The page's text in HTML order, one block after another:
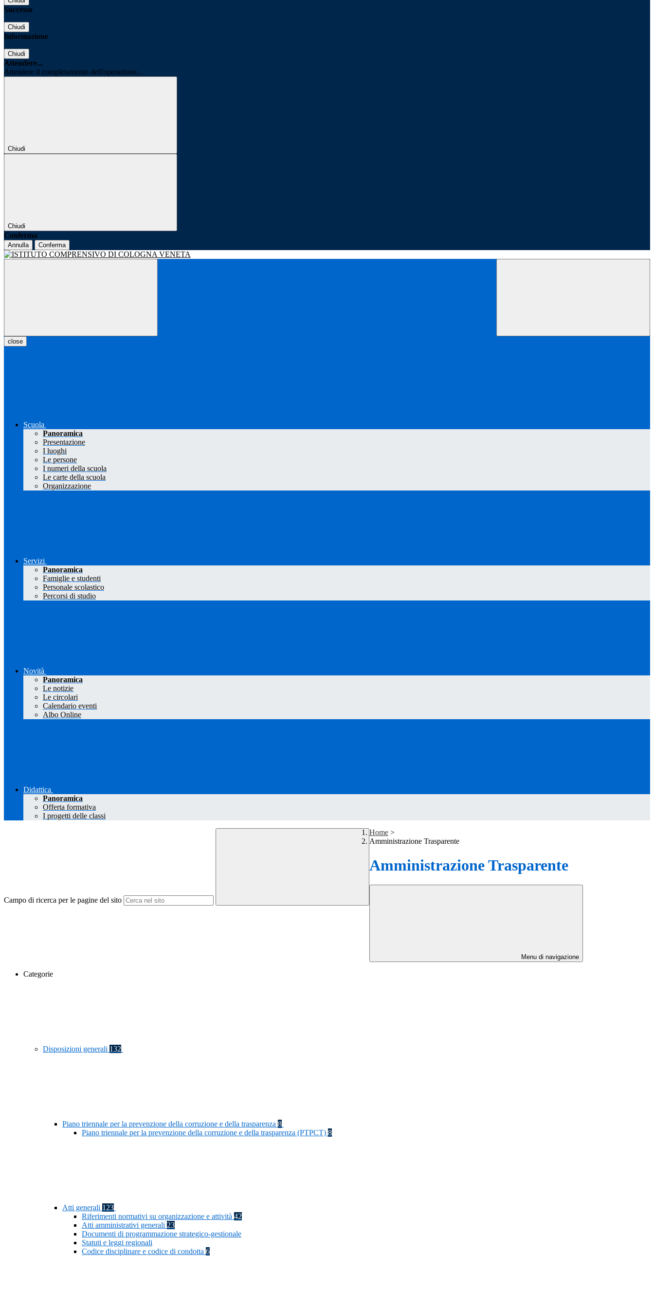
Successo
Chiudi
Informazione
Chiudi
Attendere...
Attendere il completamento dell'operazione...
Chiudi
Chiudi
Conferma
Annulla Conferma
close
Scuola
Panoramica
Presentazione
I luoghi
Le persone
I numeri della scuola
Le carte della scuola
Organizzazione
Servizi
Panoramica
Famiglie e studenti
Personale scolastico
Percorsi di studio
Novità
Panoramica
Le notizie
Le circolari
Calendario eventi
Albo Online
Didattica
Panoramica
Offerta formativa
I progetti delle classi
Campo di ricerca per le pagine del sito
Home >
Amministrazione Trasparente
Amministrazione Trasparente
Menu di navigazione
Categorie
Disposizioni generali 132
Piano triennale per la prevenzione della corruzione e della trasparenza 8
Piano triennale per la prevenzione della corruzione e della trasparenza (PTPCT) 8
Atti generali 123
Riferimenti normativi su organizzazione e attività 42
Atti amministrativi generali 23
Documenti di programmazione strategico-gestionale
Statuti e leggi regionali
Codice disciplinare e codice di condotta 6